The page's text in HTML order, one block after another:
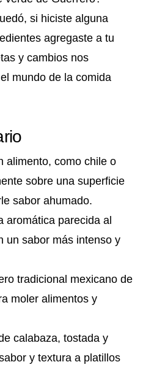
si hiciste alguna
agregaste a tu
y cambios nos
mundo de la comida
alimento, como chile o
sobre una superficie
sabor ahumado.
aromática parecida al
un sabor más intenso y
tradicional mexicano de
moler alimentos y
calabaza, tostada y
y textura a platillos